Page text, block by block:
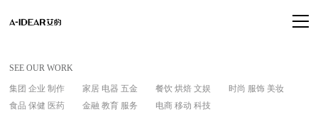
SEE OUR WORK
集团 企业 制作 家居 电器 五金 餐饮 烘焙 文娱
时尚 服饰 美妆
食品 保健 医药
金融 教育 服务 电商 移动 科技